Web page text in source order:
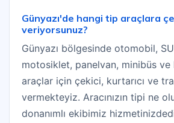
Günyazı'de hangi tip araçlara
veriyorsunuz?
Günyazı bölgesinde otomobil,
motosiklet, panelvan, minibüs
araçlar için çekici, kurtarıcı ve
vermekteyiz. Aracınızın tipi ne
donanımlı ekibimiz